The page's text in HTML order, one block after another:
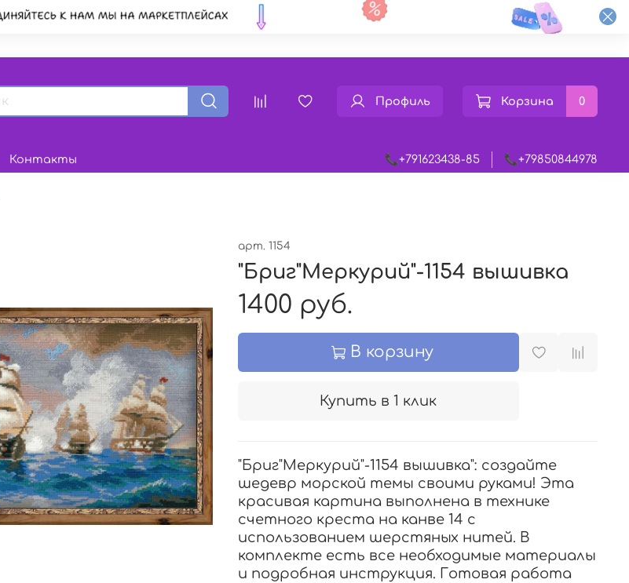
Профиль Корзина 0
Контакты 📞+791623438-85 📞+79850844978
арт. 1154
"Бриг"Меркурий"-1154 вышивка
1400 руб.
В корзину
Купить в 1 клик
"Бриг"Меркурий"-1154 вышивка": создайте
шедевр морской темы своими руками! Эта
красивая картина выполнена в технике
счетного креста на канве 14 с
использованием шерстяных нитей. В
комплекте есть все необходимые материалы
и подробная инструкция. Готовая работа